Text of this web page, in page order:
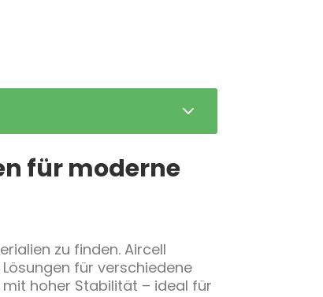
3
für moderne
zu finden. Aircell
für verschiedene
hoher Stabilität – ideal für